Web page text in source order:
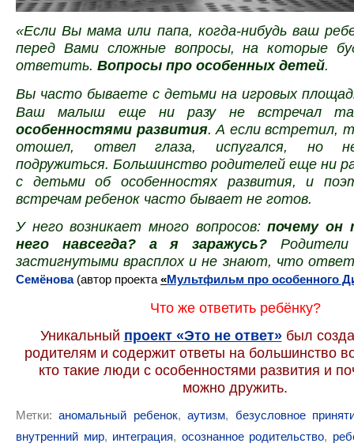
«Если Вы мама или папа, когда-нибудь ваш
перед Вами сложные вопросы, на которые
ответить. Вопросы про особенных детей.
Вы часто бываете с детьми на игровых
Ваш малыш еще ни разу не встречал
особенностями развития. А если встретил,
отошел, отвел глаза, испугался, но
подружиться. Большинство родителей еще ни
с детьми об особенностях развития, и
встречам ребенок часто бывает не готов.
У него возникает много вопросов:почему он
него навсегда? а я заражусь? Родители
застигнутыми врасплох и не знают, что
Семёнова (автор проекта«Мультфильм про особенного
Что же ответить ребёнку?
Уникальный проект «Это не ответ» был
родителям и содержит ответы на большинство
кто такие люди с особенностями развития и
можно дружить.
Метки:аномальный ребенок,аутизм, безусловное
внутренний мир, интеграция, осознанное родительство,